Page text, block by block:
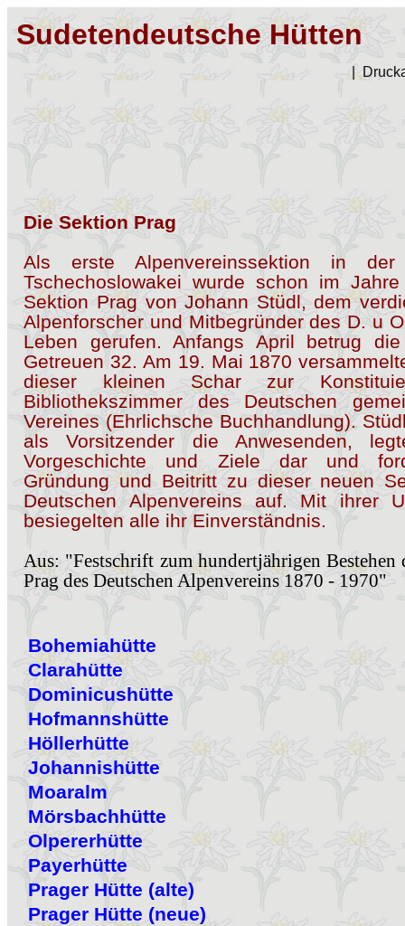
Sudetendeutsche Hütten
|
Die Sektion Prag
Als erste Alpenvereinssektion in der
Tschechoslowakei wurde schon im
Sektion Prag von Johann Stüdl, dem
Alpenforscher und Mitbegründer des D. u
Leben gerufen. Anfangs April betrug
Getreuen 32. Am 19. Mai 1870
dieser kleinen Schar zur
Bibliothekszimmer des Deutschen
Vereines (Ehrlichsche Buchhandlung).
als Vorsitzender die Anwesenden,
Vorgeschichte und Ziele dar und
Gründung und Beitritt zu dieser neuen
Deutschen Alpenvereins auf. Mit ihrer
besiegelten alle ihr Einverständnis.
Aus: "Festschrift zum hundertjährigen Bestehen
Prag des Deutschen Alpenvereins 1870 - 1970"
Bohemiahütte
Clarahütte
Dominicushütte
Hofmannshütte
Höllerhütte
Johannishütte
Moaralm
Mörsbachhütte
Olpererhütte
Payerhütte
Prager Hütte (alte)
Prager Hütte (neue)